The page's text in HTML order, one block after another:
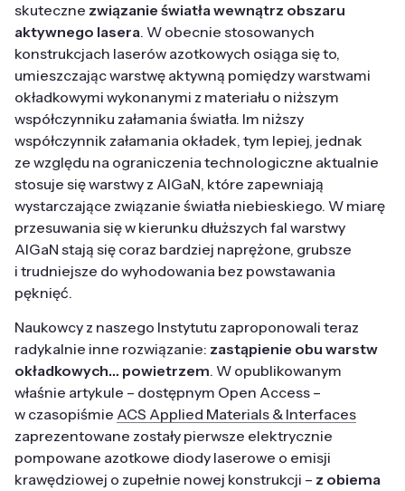
skuteczne związanie światła wewnątrz obszaru
aktywnego lasera. W obecnie stosowanych
konstrukcjach laserów azotkowych osiąga się to,
umieszczając warstwę aktywną pomiędzy warstwami
okładkowymi wykonanymi z materiału o niższym
współczynniku załamania światła. Im niższy
współczynnik załamania okładek, tym lepiej, jednak
ze względu na ograniczenia technologiczne aktualnie
stosuje się warstwy z AlGaN, które zapewniają
wystarczające związanie światła niebieskiego. W miarę
przesuwania się w kierunku dłuższych fal warstwy
AlGaN stają się coraz bardziej naprężone, grubsze
i trudniejsze do wyhodowania bez powstawania
pęknięć.
Naukowcy z naszego Instytutu zaproponowali teraz
radykalnie inne rozwiązanie: zastąpienie obu warstw
okładkowych… powietrzem. W opublikowanym
właśnie artykule – dostępnym Open Access –
w czasopiśmie ACS Applied Materials & Interfaces
zaprezentowane zostały pierwsze elektrycznie
pompowane azotkowe diody laserowe o emisji
krawędziowej o zupełnie nowej konstrukcji – z obiema